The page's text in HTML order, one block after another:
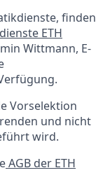
finden
ETH
Wittmann, E-
Vorselektion
und nicht
wird.
AGB der ETH